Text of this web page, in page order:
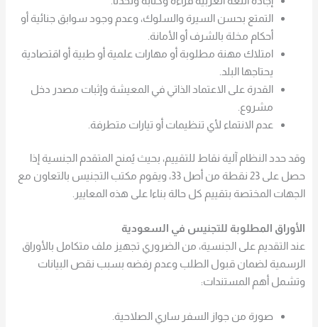
التمتع بحسن السيرة والسلوك، وعدم وجود سوابق جنائية أو
أحكام مخلة بالشرف أو الأمانة.
امتلاك مهنة مطلوبة أو مهارات علمية أو طبية أو اقتصادية
يحتاجها البلد.
القدرة على الاعتماد الذاتي في المعيشة وإثبات مصدر دخل
مشروع.
عدم الانتماء لأي تنظيمات أو تيارات متطرفة.
وقد حدد النظام آلية نقاط للتقييم، بحيث يُمنح المتقدم الجنسية إذا
حصل على 23 نقطة من أصل 33، ويقوم مكتب التجنيس بالتعاون مع
الجهات المختصة بتقييم كل حالة بناءا على هذه المعايير.
الأوراق المطلوبة للتجنيس في السعودية
عند التقديم على الجنسية، من الضروري تجهيز ملف متكامل بالأوراق
الرسمية لضمان قبول الطلب وعدم رفضه بسبب نقص البيانات
وتشمل أهم المستندات:
صورة من جواز السفر ساري الصلاحية.